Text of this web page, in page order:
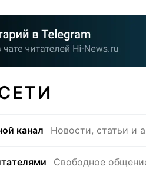
канал Новости, статьи и
Свободное